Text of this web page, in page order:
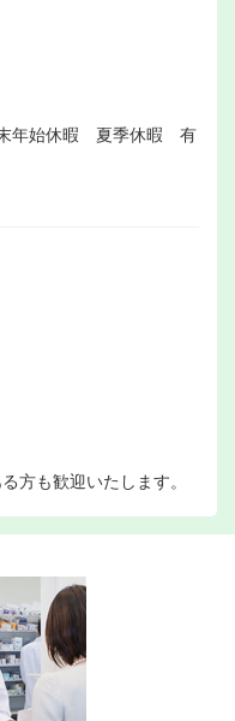
年始休暇 夏季休暇 有
方も歓迎いたします。